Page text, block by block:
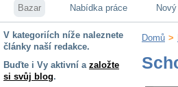
Bazar Nabídka práce
V kategoriích níže naleznete
články naší redakce.
Buďte i Vy aktivní a založte
si svůj blog.
Domů >